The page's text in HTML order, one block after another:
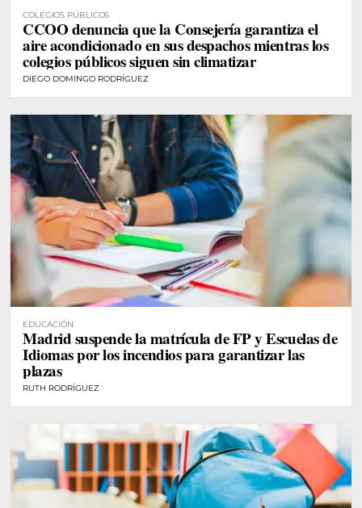
COLEGIOS PÚBLICOS
CCOO denuncia que la Consejería garantiza el
aire acondicionado en sus despachos mientras los
colegios públicos siguen sin climatizar
DIEGO DOMINGO RODRÍGUEZ
EDUCACIÓN
Madrid suspende la matrícula de FP y Escuelas de
Idiomas por los incendios para garantizar las
plazas
RUTH RODRÍGUEZ